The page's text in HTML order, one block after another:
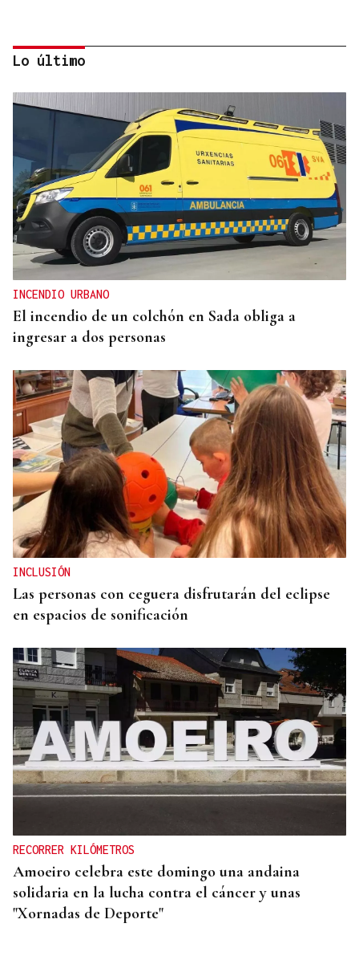
ESPACIO SCHENGEN
Grande-Marlaska comunica a la Unión Europea la
decisión del gobierno de restablecer los controles
con Italia
Lo último
INCENDIO URBANO
El incendio de un colchón en Sada obliga a
ingresar a dos personas
INCLUSIÓN
Las personas con ceguera disfrutarán del eclipse
en espacios de sonificación
RECORRER KILÓMETROS
Amoeiro celebra este domingo una andaina
solidaria en la lucha contra el cáncer y unas
"Xornadas de Deporte"